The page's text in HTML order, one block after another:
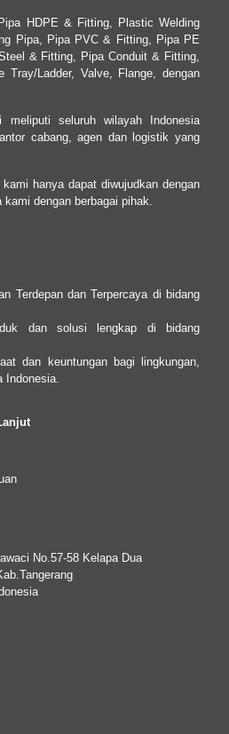
HDPE & Fitting, Plastic Welding
Pipa, Pipa PVC & Fitting, Pipa PE
& Fitting, Pipa Conduit & Fitting,
Ladder, Valve, Flange, dengan
meliputi seluruh wilayah Indonesia
cabang, agen dan logistik yang
hanya dapat diwujudkan dengan
dengan berbagai pihak.
Terdepan dan Terpercaya di bidang
dan solusi lengkap di bidang
dan keuntungan bagi lingkungan,
Indonesia.
No.57-58 Kelapa Dua